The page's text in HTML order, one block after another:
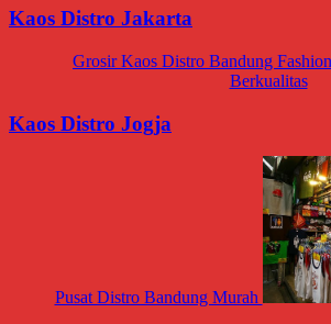
Kaos Distro Jakarta
Grosir Kaos Distro Bandung
Berkualitas
Kaos Distro Jogja
Pusat Distro Bandung Murah